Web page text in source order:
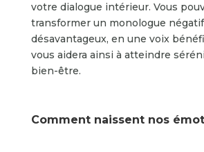
votre dialogue intérieur. Vous
transformer un monologue
désavantageux, en une voix
vous aidera ainsi à atteindre
bien-être.
Comment naissent nos